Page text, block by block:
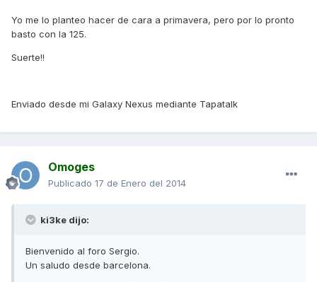
Yo me lo planteo hacer de cara a primavera, pero por lo pronto
basto con la 125.
Suerte!!
Enviado desde mi Galaxy Nexus mediante Tapatalk
Omoges
Publicado 17 de Enero del 2014
ki3ke dijo:
Bienvenido al foro Sergio.
Un saludo desde barcelona.